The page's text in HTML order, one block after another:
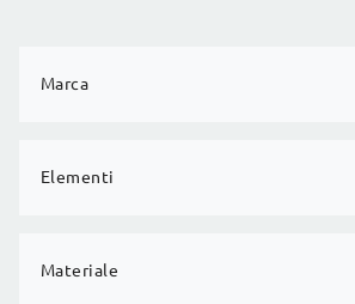
Marca
Elementi
Materiale